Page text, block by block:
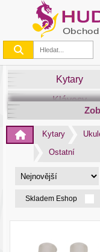
Kytary
Klávesy
Smyčce
Kytary
Ostatní
Skladem Eshop